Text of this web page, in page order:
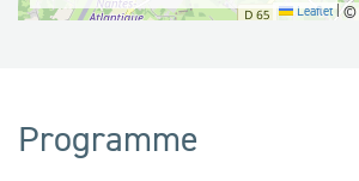
Leaflet |©
Programme